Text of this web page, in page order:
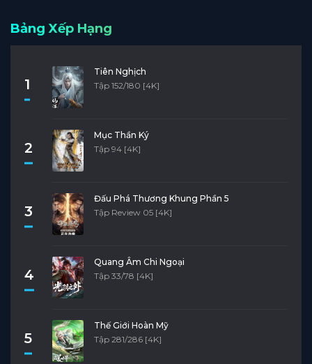
Bảng Xếp Hạng
1
Tiên Nghịch
Tập 152/180 [4K]
2
Mục Thần Ký
Tập 94 [4K]
3
Đấu Phá Thương Khung Phần 5
Tập Review 05 [4K]
4
Quang Âm Chi Ngoại
Tập 33/78 [4K]
5
Thế Giới Hoàn Mỹ
Tập 281/286 [4K]